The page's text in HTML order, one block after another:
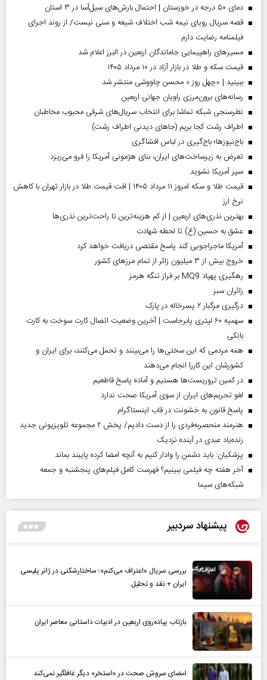
دمای ۵۰ درجه در خوزستان | احتمال بارش‌های سیل‌آسا در ۳ استان
قصه سریال رویای نیمه شب اختلاف شیعه و سنی نیست/ از روند اجرای
فیلمنامه رضایت دارم
مسیر‌های راهپیمایی جاماندگان اربعین در البرز اعلام شد
قیمت سکه و طلا در بازار آزاد در ۱۰ مرداد ۱۴۰۵
ببینید | «چهل روز » محسن چاووشی منتشر شد
رسانه‌های برون‌مرزی راویان جهانی اربعین
نظرسنجی شبکه تماشا برای انتخاب سریال‌های شرقی محبوب مخاطبان
اطراف رشت کجا بریم (جاهای دیدنی اطراف رشت)
باج‌نیوزها؛ باج‌گیری در لباس افشاگری
تعرض به زیرساخت‌های ایران، بنای هژمونی آمریکا را فرو می‌ریزد
سپر آمریکا نشوید
قیمت طلا و سکه امروز ۱۱ مرداد ۱۴۰۵ | افت قیمت طلا در بازار تهران با کاهش
نرخ ارز
بهترین نذری‌های اربعین | از کم هزینه‌ترین تا راحت‌ترین نذری‌ها
عشق به حسین (ع) تا لحظه شهادت
آمریکا ماجراجویی کند پاسخ مقتضی دریافت خواهد کرد
خروج بیش از ۳ میلیون زائر از تمام مرز‌های کشور
رهگیری پهپاد MQ9 بر فراز تنگه هرمز
‌زائران سبز
درگیری مرگبار ۲ پسرخاله در پارک
سهمیه ۶۰ لیتری پابرجاست | آخرین وضعیت اتصال کارت سوخت به کارت
بانکی
همه مردمی که این سختی‌ها را می‌بینند و تحمل می‌کنند، برای ایران و
کشورشان این کاررا انجام می‌دهند
در کمین تروریست‌ها هستیم و آماده پاسخ قاطعیم
لغو تحریم‌های ایران از سوی آمریکا صحت ندارد
پاسخ قانون به خشونت در قاب اینستاگرام
هنرمند منحصر‌به‌فردی را از دست دادیم/ پخش ۲ مجموعه تلویزیونی جدید
زنده‌یاد عبدی در آینده نزدیک
پزشکیان: باید دشمن را وادار کنیم به آنچه امضا کرده پایبند بماند
آخر هفته چه فیلمی ببینیم؟ فهرست کامل فیلم‌های پنجشنبه و جمعه
شبکه‌های سیما
پیشنهاد سردبیر
بررسی سریال «اعتراف می‌کنم»؛ ساختارشکنی در ژانر پلیسی
ایران + نقد و تحلیل
بازتاب پیاده‌روی اربعین در ادبیات داستانی معاصر ایران
امضای سروش صحت در «استخر» دیگر غافلگیر نمی‌کند